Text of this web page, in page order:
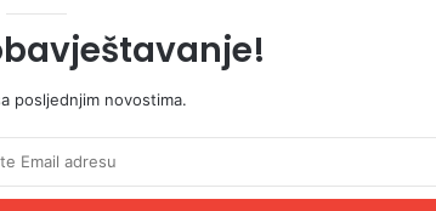
posljednjim novostima.